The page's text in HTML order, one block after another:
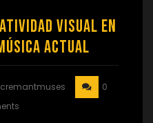
Visual en
Actual
cremantmuses
0